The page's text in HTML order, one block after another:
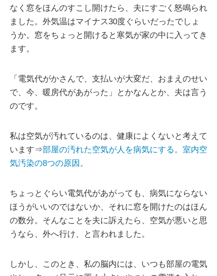
なく窓をほんのすこし開けたら、夫にすごく怒鳴られ
ました。外気温はマイナス30度ぐらいだったでしょ
うか。窓をちょっと開けると寒気が家の中に入ってき
ます。
「電気代がかさんで、支払いが大変だ、おまえのせい
で、今、暖房代があがった」とかなんとか、夫は言う
のです。
私は空気が汚れているのは、健康によくないと考えて
います⇒部屋の汚れた空気が人を病気にする。室内空
気汚染の8つの原因。
ちょっとぐらい電気代があがっても、病気にならない
ほうがいいのではないか、それに窓を開けたのはほん
の数分。そんなことを夫に訴えたら、空気が悪いと思
うなら、外へ行け、と言われました。
しかし、このとき、私の脳内には、いつも部屋の電気